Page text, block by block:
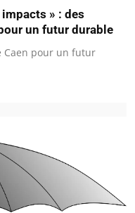
» : des
un futur durable
Caen pour un futur